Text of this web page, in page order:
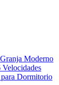
Moderno
Dormitorio